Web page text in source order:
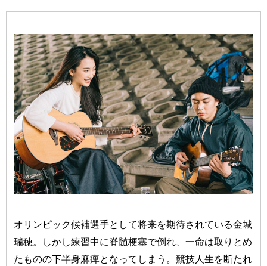
オリンピック候補選手として将来を期待されている金城
瑞穂。しかし練習中に脊髄梗塞で倒れ、一命は取りとめ
たものの下半身麻痺となってしまう。競技人生を断たれ